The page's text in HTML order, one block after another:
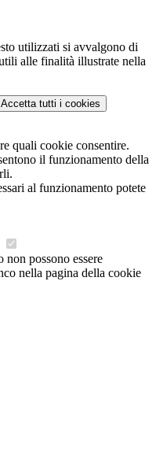
utilizzati si avvalgono di
alle finalità illustrate nella
Accetta tutti i cookies
quali cookie consentire.
il funzionamento della
al funzionamento potete
possono essere
nella pagina della cookie